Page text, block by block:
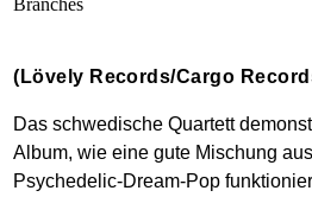
(Lövely Records/Cargo
Das schwedische Quartett
Album, wie eine gute Mischung
Psychedelic-Dream-Pop